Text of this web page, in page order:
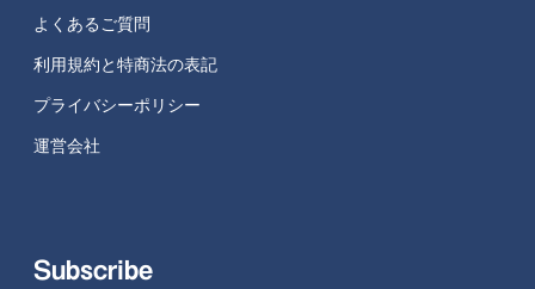
よくあるご質問
利用規約と特商法の表記
プライバシーポリシー
運営会社
Subscribe